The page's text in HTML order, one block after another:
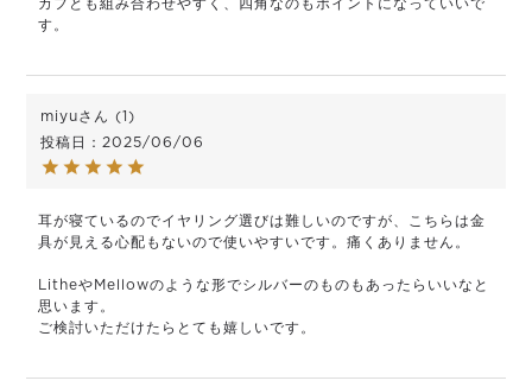
カフとも組み合わせやすく、四角なのもポイントになっていいで
す。
miyu
1
投稿日
2025/06/06
耳が寝ているのでイヤリング選びは難しいのですが、こちらは金
具が見える心配もないので使いやすいです。痛くありません。
LitheやMellowのような形でシルバーのものもあったらいいなと
思います。
ご検討いただけたらとても嬉しいです。